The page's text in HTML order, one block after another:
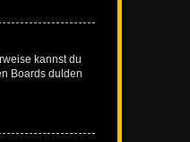
kannst du
Boards dulden